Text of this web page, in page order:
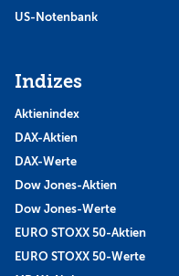
US-Notenbank
Indizes
Aktienindex
DAX-Aktien
DAX-Werte
Dow Jones-Aktien
Dow Jones-Werte
EURO STOXX 50-Aktien
EURO STOXX 50-Werte